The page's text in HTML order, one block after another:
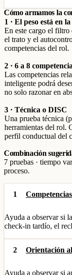
Cómo armamos la
1 · El peso está en
En este cargo el
el trato y el
competencias del rol.
2 · 6 a 8
Las competencias
inteligente podrá
no solo razonar en
3 · Técnica o DISC
Una prueba técnica
herramientas del rol.
perfil conductual del
Combinación
7 pruebas · tiempo
proceso.
1
Ayuda a observar si
check-in tardío, el
2 Orientación
Ayuda a observar si